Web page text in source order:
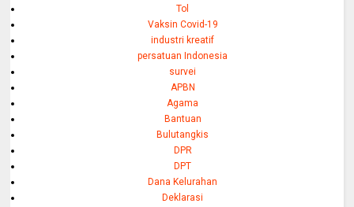
Tol
Vaksin Covid-19
industri kreatif
persatuan Indonesia
survei
APBN
Agama
Bantuan
Bulutangkis
DPR
DPT
Dana Kelurahan
Deklarasi